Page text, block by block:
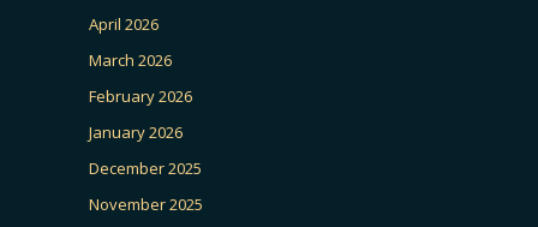
April 2026
March 2026
February 2026
January 2026
December 2025
November 2025